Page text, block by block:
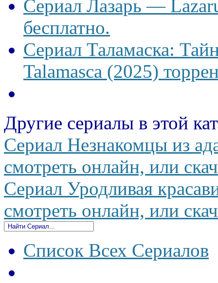
Сериал Лазарь —
бесплатно.
Сериал Таламаска:
Talamasca (2025)
Другие сериалы в этой
Сериал Незнакомцы из
смотреть онлайн, или
Сериал Уродливая
смотреть онлайн, или
Список Всех Сериалов